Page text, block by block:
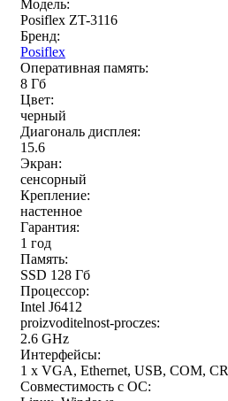
Модель:
Posiflex ZT-3116
Бренд:
Posiflex
Оперативная память:
8 Гб
Цвет:
черный
Диагональ дисплея:
15.6
Экран:
сенсорный
Крепление:
настенное
Гарантия:
1 год
Память:
SSD 128 Гб
Процессор:
Intel J6412
proizvoditelnost-proczes:
2.6 GHz
Интерфейсы:
1 x VGA, Ethernet, USB, COM, CR
Совместимость с ОС: